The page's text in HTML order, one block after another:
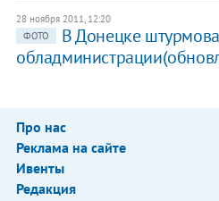
28 ноября 2011, 12:20
ФОТО
В Донецке
Про нас
Реклама на сайте
Ивенты
Редакция